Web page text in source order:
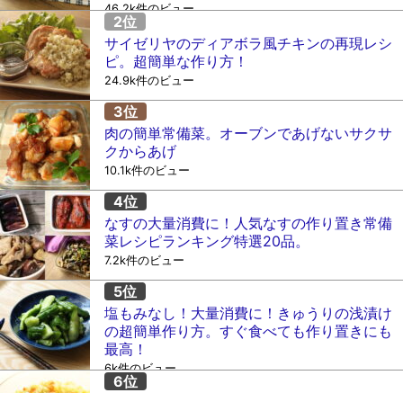
46.2k件のビュー
サイゼリヤのディアボラ風チキンの再現レシ
ピ。超簡単な作り方！
24.9k件のビュー
肉の簡単常備菜。オーブンであげないサクサ
クからあげ
10.1k件のビュー
なすの大量消費に！人気なすの作り置き常備
菜レシピランキング特選20品。
7.2k件のビュー
塩もみなし！大量消費に！きゅうりの浅漬け
の超簡単作り方。すぐ食べても作り置きにも
最高！
6k件のビュー